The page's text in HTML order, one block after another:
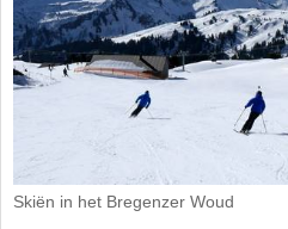
Skiën in het Bregenzer Woud